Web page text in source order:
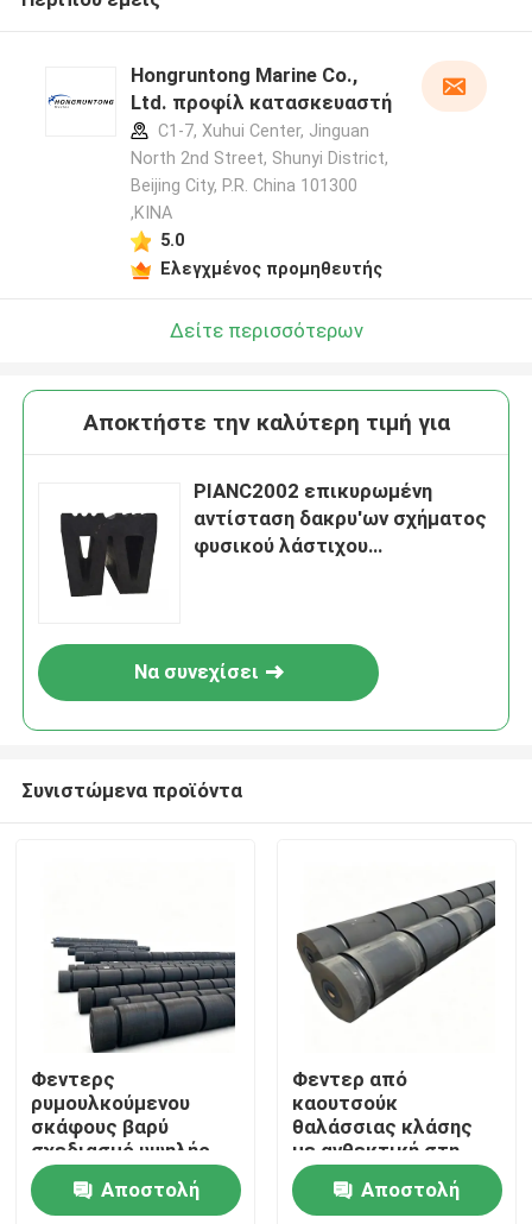
Προϊόντα
Βίντεο
Hongruntong Marine Co.,
Ltd. προφίλ κατασκευαστή
C1-7, Xuhui Center, Jinguan
North 2nd Street, Shunyi District,
Beijing City, P.R. China 101300
,ΚΙΝΑ
5.0
Ελεγχμένος προμηθευτής
Δείτε περισσότερων
Αποκτήστε την καλύτερη τιμή για
PIANC2002 επικυρωμένη
αντίσταση δακρυ'ων σχήματος
φυσικού λάστιχου
Να συνεχίσει
Συνιστώμενα προϊόντα
Φεντερς
ρυμουλκούμενου
σκάφους βαρύ
σχεδιασμό υψηλής
αντοχής στην τριβή
προσαρμοσμένο
Αποστολή
Φεντερ από
καουτσούκ
θαλάσσιας κλάσης
με ανθεκτική στη
διάβρωση και υψηλή
ανθεκτική στην
Αποστολή